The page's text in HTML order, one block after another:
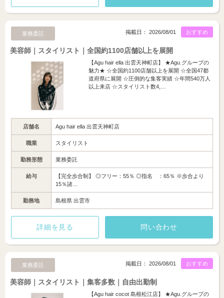
業務委託 おすすめ
掲載日： 2026/08/01
美容師｜スタイリスト｜全国約1100店舗以上を展開
【Agu hair ella 出雲天神町店】 ★Agu.グループの
魅力★ ☆全国約1100店舗以上を展開 ☆全国47都
道府県に展開 ☆圧倒的な集客実績 ☆年間540万人
以上来店 ☆スタイリスト数4,…
店舗名 Agu hair ella 出雲天神町店
職業 スタイリスト
勤務形態 業務委託
給与
【完全歩合制】 ◎フリー：55％ ◎指名 ：65％ ※歩合より
15％諸…
勤務地 島根県 出雲市
詳細を見る 問い合わせ
業務委託 おすすめ
掲載日： 2026/08/01
美容師｜スタイリスト｜集客多数｜自由出勤制
【Agu hair cocot 島根松江店】 ★Agu.グループの